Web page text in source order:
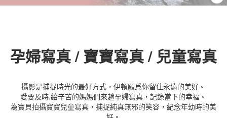
孕婦寫真 / 寶寶寫真 / 兒童寫真
攝影是捕捉時光的最好方式，伊頓願爲你留住永遠的美好。
愛要及時,給辛苦的媽媽們來趟孕婦寫真，記錄當下的幸福。
為寶貝拍攝寶寶兒童寫真，捕捉純真無邪的笑容，紀念年幼時的美